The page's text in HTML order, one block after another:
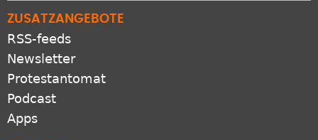
ZUSATZANGEBOTE
RSS-feeds
Newsletter
Protestantomat
Podcast
Apps